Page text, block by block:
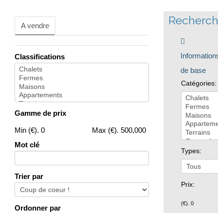
de base
Catégories:
Types:
Prix:
(€). 0
A vendre
Classifications
Gamme de prix
Min (€). 0 Max (€).500,000
Mot clé
Trier par
Ordonner par